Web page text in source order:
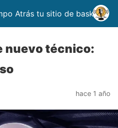
Atrás tu sitio de basket
nuevo técnico:
hace 1 año